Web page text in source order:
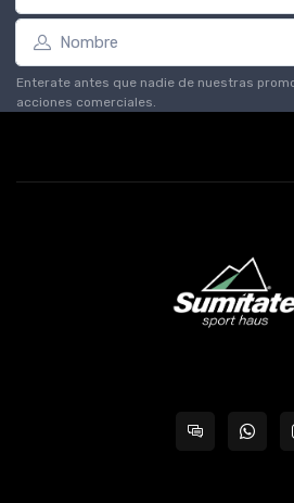
Enterate antes que nadie de nuestras
acciones comerciales.